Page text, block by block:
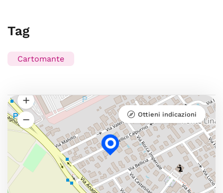
Tag
Cartomante
Ottieni indicazioni